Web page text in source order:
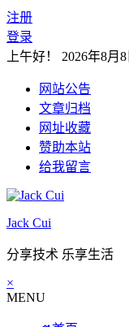
注册
登录
上午好！ 2026年8月
网站公告
文章归档
网址收藏
赞助本站
给我留言
Jack Cui
分享技术 乐享生活
×
MENU